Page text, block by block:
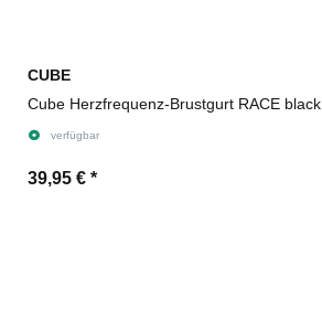
CUBE
Cube Herzfrequenz-Brustgurt RACE black
verfügbar
39,95 € *